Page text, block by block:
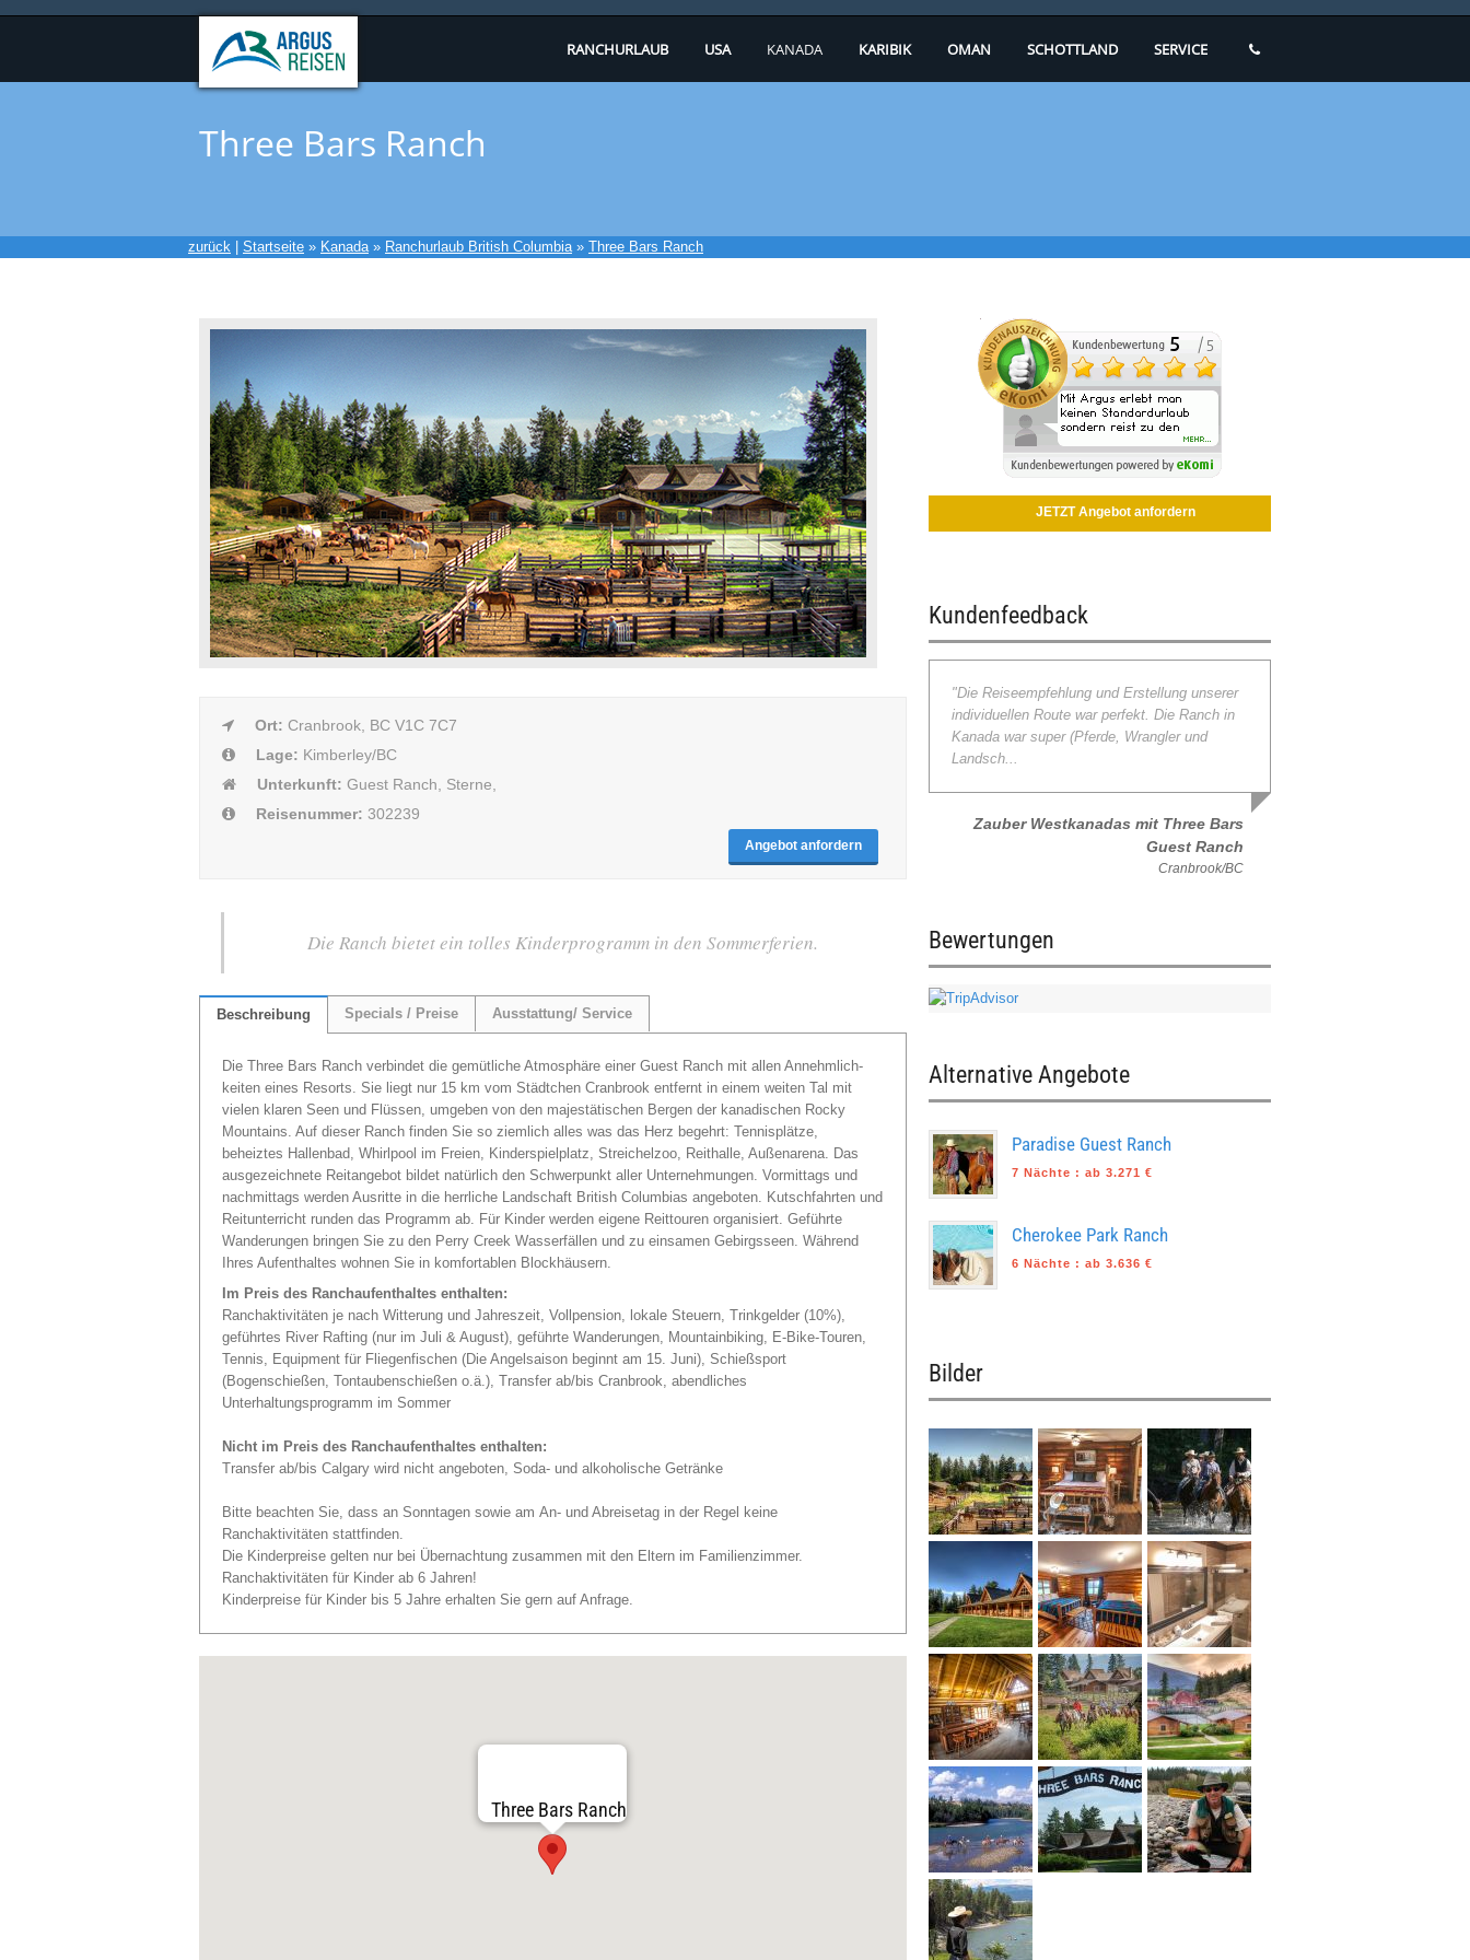
RANCHURLAUB USA KANADA KARIBIK OMAN SCHOTTLAND SERVICE
Three Bars Ranch
zurück Startseite » Kanada» Ranchurlaub British Columbia» Three Bars Ranch
Ort: Cranbrook, BC V1C 7C7
Lage: Kimberley/BC
Unterkunft: Guest Ranch, Sterne,
Reisenummer: 302239
Angebot anfordern
Die Ranch bietet ein tolles Kinderprogramm in den Sommerferien.
Beschreibung Specials / Preise Ausstattung/ Service
Die Three Bars Ranch verbindet die gemütliche Atmosphäre einer Guest Ranch mit allen Annehmlich­
keiten eines Resorts. Sie liegt nur 15 km vom Städtchen Cranbrook entfernt in einem weiten Tal mit
vielen klaren Seen und Flüssen, umgeben von den majestätischen Bergen der kanadischen Rocky
Mountains. Auf dieser Ranch finden Sie so ziemlich alles was das Herz begehrt: Tennisplätze,
beheiztes Hallenbad, Whirlpool im Freien, Kinderspielplatz, Streichelzoo, Reithalle, Außenarena. Das
ausgezeichnete Reitangebot bildet natürlich den Schwerpunkt aller Unternehmungen. Vormittags und
nachmittags werden Ausritte in die herrliche Landschaft British Columbias angeboten. Kutschfahrten und
Reitunterricht runden das Programm ab. Für Kinder werden eigene Reittouren organisiert. Geführte
Wanderungen bringen Sie zu den Perry Creek Wasserfällen und zu einsamen Gebirgsseen. Während
Ihres Aufenthaltes wohnen Sie in komfortablen Blockhäusern.
Im Preis des Ranchaufenthaltes enthalten:
Ranchaktivitäten je nach Witterung und Jahreszeit, Vollpension, lokale Steuern, Trinkgelder (10%),
geführtes River Rafting (nur im Juli & August), geführte Wanderungen, Mountainbiking, E-Bike-Touren,
Tennis, Equipment für Fliegenfischen (Die Angelsaison beginnt am 15. Juni), Schießsport
(Bogenschießen, Tontaubenschießen o.ä.), Transfer ab/bis Cranbrook, abendliches
Unterhaltungsprogramm im Sommer
Nicht im Preis des Ranchaufenthaltes enthalten:
Transfer ab/bis Calgary wird nicht angeboten, Soda- und alkoholische Getränke
Bitte beachten Sie, dass an Sonntagen sowie am An- und Abreisetag in der Regel keine
Ranchaktivitäten stattfinden.
Die Kinderpreise gelten nur bei Übernachtung zusammen mit den Eltern im Familienzimmer.
Ranchaktivitäten für Kinder ab 6 Jahren!
Kinderpreise für Kinder bis 5 Jahre erhalten Sie gern auf Anfrage.
Three Bars Ranch
JETZT Angebot anfordern
Kundenfeedback
"Die Reiseempfehlung und Erstellung unserer
individuellen Route war perfekt. Die Ranch in
Kanada war super (Pferde, Wrangler und
Landsch...
Zauber Westkanadas mit Three Bars
Guest Ranch
Cranbrook/BC
Bewertungen
Alternative Angebote
Paradise Guest Ranch
7 Nächte : ab 3.271 €
Cherokee Park Ranch
6 Nächte : ab 3.636 €
Bilder